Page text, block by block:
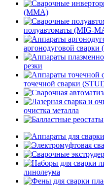
(MMA)
полуавтоматы (MIG-
аргонодуговой сварки
резки
точечной сварки
очистка металла
линолеума